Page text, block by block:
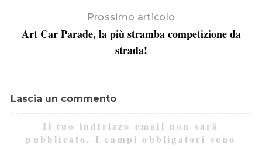
Prossimo articolo
Art Car Parade, la più stramba competizione da
strada!
Lascia un commento
Il tuo indirizzo email non sarà
pubblicato. I campi obbligatori sono